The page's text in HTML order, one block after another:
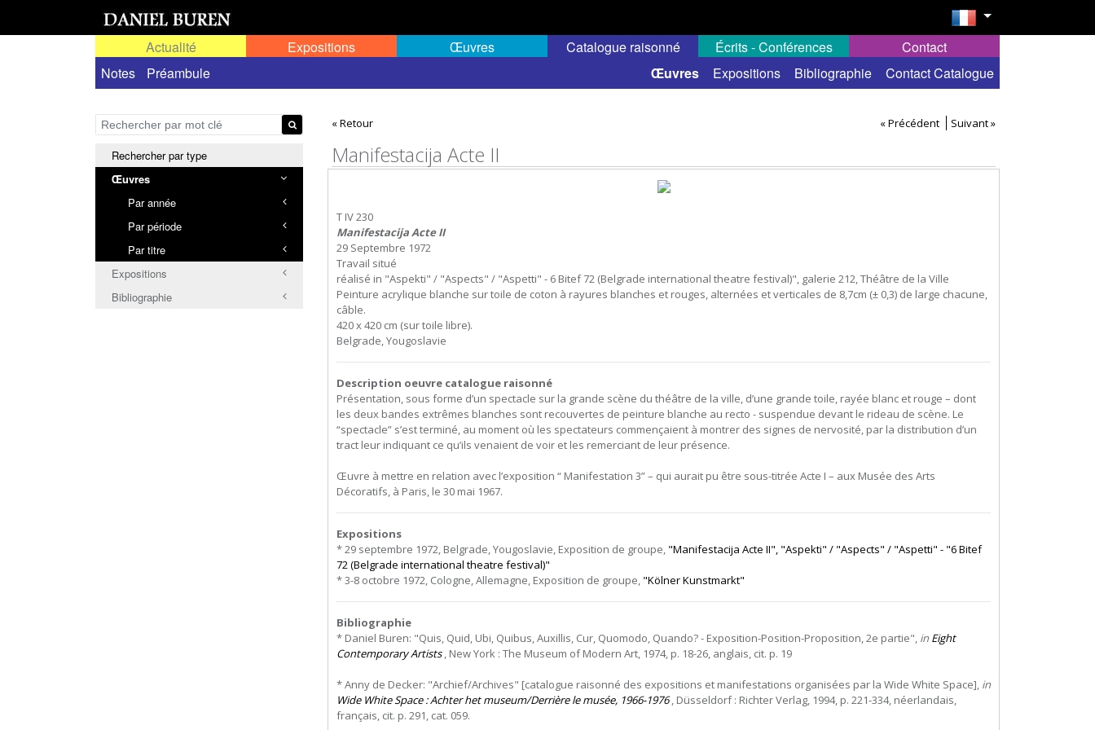
Actualité Expositions
Œuvres
Œuvres permanentes dans l'espace public ou semi-public
Catalogue raisonné
Notes
Préambule Œuvres Expositions Bibliographie Contact Catalogue
Écrits - Conférences Contact
Rechercher par type
Œuvres
Par année
Par période
Par titre
Expositions
Bibliographie
« Retour « Précédent Suivant »
Manifestacija Acte II
T IV 230
Manifestacija Acte II
29 Septembre 1972
Travail situé
réalisé in "Aspekti" / "Aspects" / "Aspetti" - 6 Bitef 72 (Belgrade international theatre festival)", galerie 212, Théâtre de la Ville
Peinture acrylique blanche sur toile de coton à rayures blanches et rouges, alternées et verticales de 8,7cm (± 0,3) de large chacune,
câble.
420 x 420 cm (sur toile libre).
Belgrade, Yougoslavie
Description oeuvre catalogue raisonné
Présentation, sous forme d’un spectacle sur la grande scène du théâtre de la ville, d’une grande toile, rayée blanc et rouge – dont
les deux bandes extrêmes blanches sont recouvertes de peinture blanche au recto - suspendue devant le rideau de scène. Le
“spectacle” s’est terminé, au moment où les spectateurs commençaient à montrer des signes de nervosité, par la distribution d’un
tract leur indiquant ce qu’ils venaient de voir et les remerciant de leur présence.
Œuvre à mettre en relation avec l’exposition “ Manifestation 3” – qui aurait pu être sous-titrée Acte I – aux Musée des Arts
Décoratifs, à Paris, le 30 mai 1967.
Expositions
* 29 septembre 1972, Belgrade, Yougoslavie, Exposition de groupe, "Manifestacija Acte II", "Aspekti" / "Aspects" / "Aspetti" - "6 Bitef
72 (Belgrade international theatre festival)"
* 3-8 octobre 1972, Cologne, Allemagne, Exposition de groupe, "Kölner Kunstmarkt"
Bibliographie
* Daniel Buren: "Quis, Quid, Ubi, Quibus, Auxillis, Cur, Quomodo, Quando? - Exposition-Position-Proposition, 2e partie", in Eight
Contemporary Artists, New York : The Museum of Modern Art, 1974, p. 18-26, anglais, cit. p. 19
* Anny de Decker: "Archief/Archives" [catalogue raisonné des expositions et manifestations organisées par la Wide White Space], in
Wide White Space : Achter het museum/Derrière le musée, 1966-1976, Düsseldorf : Richter Verlag, 1994, p. 221-334, néerlandais,
français, cit. p. 291, cat. 059.